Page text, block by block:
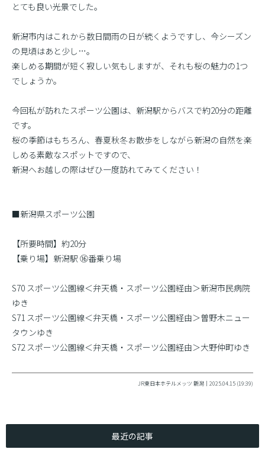
とても良い光景でした。
新潟市内はこれから数日間雨の日が続くようですし、今シーズン
の見頃はあと少し…。
楽しめる期間が短く寂しい気もしますが、それも桜の魅力の1つ
でしょうか。
今回私が訪れたスポーツ公園は、新潟駅からバスで約20分の距離
です。
桜の季節はもちろん、春夏秋冬お散歩をしながら新潟の自然を楽
しめる素敵なスポットですので、
新潟へお越しの際はぜひ一度訪れてみてください！
■新潟県スポーツ公園
【所要時間】約20分
【乗り場】新潟駅 ⑯番乗り場
S70 スポーツ公園線＜弁天橋・スポーツ公園経由＞新潟市民病院
ゆき
S71 スポーツ公園線＜弁天橋・スポーツ公園経由＞曽野木ニュー
タウンゆき
S72 スポーツ公園線＜弁天橋・スポーツ公園経由＞大野仲町ゆき
JR東日本ホテルメッツ 新潟｜2025.04.15 (19:39)
最近の記事